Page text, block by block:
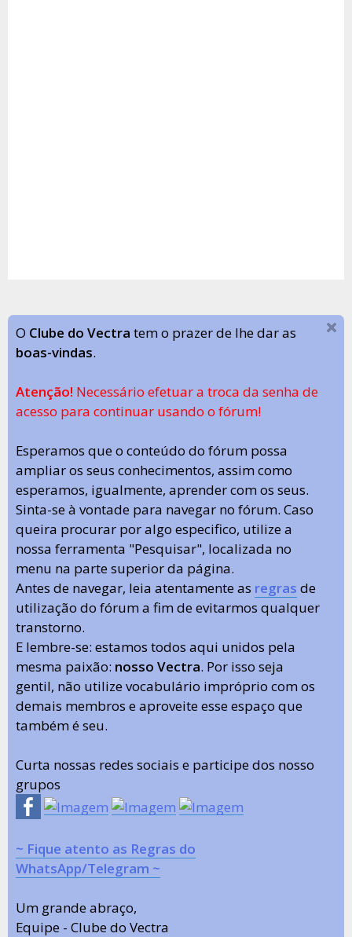
O Clube do Vectra tem o prazer de lhe dar as
boas-vindas.
Atenção! Necessário efetuar a troca da senha de
acesso para continuar usando o fórum!
Esperamos que o conteúdo do fórum possa
ampliar os seus conhecimentos, assim como
esperamos, igualmente, aprender com os seus.
Sinta-se à vontade para navegar no fórum. Caso
queira procurar por algo especifico, utilize a
nossa ferramenta "Pesquisar", localizada no
menu na parte superior da página.
Antes de navegar, leia atentamente as regras de
utilização do fórum a fim de evitarmos qualquer
transtorno.
E lembre-se: estamos todos aqui unidos pela
mesma paixão: nosso Vectra. Por isso seja
gentil, não utilize vocabulário impróprio com os
demais membros e aproveite esse espaço que
também é seu.
Curta nossas redes sociais e participe dos nosso
grupos
~ Fique atento as Regras do
WhatsApp/Telegram ~
Um grande abraço,
Equipe - Clube do Vectra